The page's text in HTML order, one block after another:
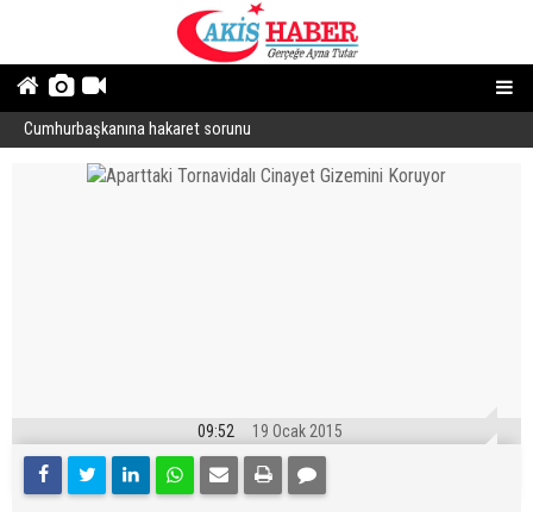
Cumhurbaşkanına hakaret sorunu
09:52 19 Ocak 2015